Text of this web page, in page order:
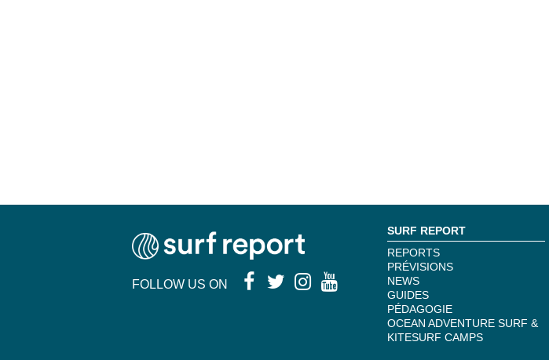
FOLLOW US ON
SURF REPORT
REPORTS
PRÉVISIONS
NEWS
GUIDES
PÉDAGOGIE
OCEAN ADVENTURE SURF &
KITESURF CAMPS